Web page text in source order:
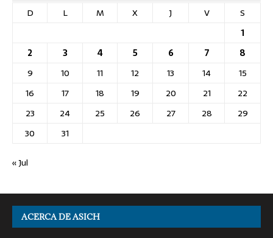
D
L M X J V
S
1
2
3 4 5 6 7
8
9
10 11 12 13 14
15
16
17 18 19 20 21
22
23
24 25 26 27 28
29
30
31
« Jul
ACERCA DE ASICH